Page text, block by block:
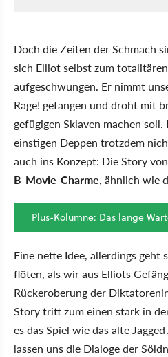
Doch die Zeiten der Schmach
sich Elliot selbst zum
aufgeschwungen. Er nimmt
Rage! gefangen und droht mit
gefügigen Sklaven machen
einstigen Deppen trotzdem
auch ins Konzept: Die Story
B-Movie-Charme, ähnlich wie
Plus-Kolumne: Das lange
Eine nette Idee, allerdings geht
flöten, als wir aus Elliots
Rückeroberung der
Story tritt zum einen stark in
es das Spiel wie das alte
lassen uns die Dialoge der